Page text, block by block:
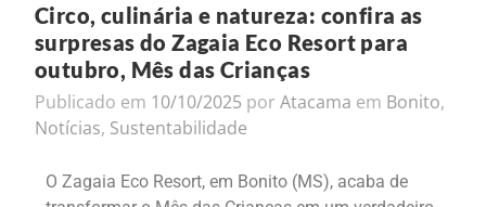
Circo, culinária e natureza: confira as
surpresas do Zagaia Eco Resort para
outubro, Mês das Crianças
Publicado em 10/10/2025 por Atacama em Bonito,
Notícias, Sustentabilidade
O Zagaia Eco Resort, em Bonito (MS), acaba de